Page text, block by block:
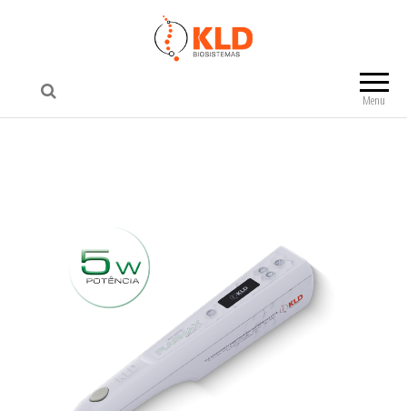
KLD Biosistemas
Menu